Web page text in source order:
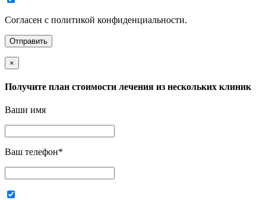
Согласен с политикой конфиденциальности.
×
Получите план стоимости лечения из нескольких клиник
Ваши имя
Ваш телефон*